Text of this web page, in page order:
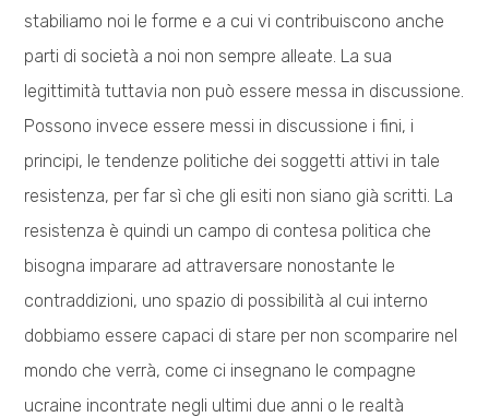
stabiliamo noi le forme e a cui vi contribuiscono anche
parti di società a noi non sempre alleate. La sua
legittimità tuttavia non può essere messa in discussione.
Possono invece essere messi in discussione i fini, i
principi, le tendenze politiche dei soggetti attivi in tale
resistenza, per far sì che gli esiti non siano già scritti. La
resistenza è quindi un campo di contesa politica che
bisogna imparare ad attraversare nonostante le
contraddizioni, uno spazio di possibilità al cui interno
dobbiamo essere capaci di stare per non scomparire nel
mondo che verrà, come ci insegnano le compagne
ucraine incontrate negli ultimi due anni o le realtà